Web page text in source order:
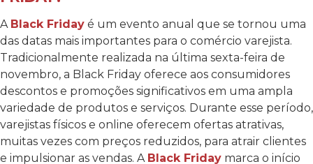
A Black Friday é um evento anual que se tornou uma
das datas mais importantes para o comércio varejista.
Tradicionalmente realizada na última sexta-feira de
novembro, a Black Friday oferece aos consumidores
descontos e promoções significativos em uma ampla
variedade de produtos e serviços. Durante esse período,
varejistas físicos e online oferecem ofertas atrativas,
muitas vezes com preços reduzidos, para atrair clientes
e impulsionar as vendas. A Black Friday marca o início